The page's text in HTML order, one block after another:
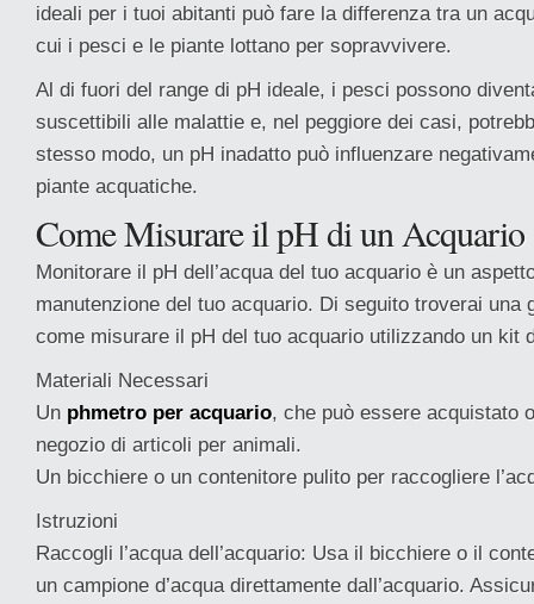
ideali per i tuoi abitanti può fare la differenza tra un
cui i pesci e le piante lottano per sopravvivere.
Al di fuori del range di pH ideale, i pesci possono
suscettibili alle malattie e, nel peggiore dei casi,
stesso modo, un pH inadatto può influenzare
piante acquatiche.
Come Misurare il pH di un Acquario
Monitorare il pH dell’acqua del tuo acquario è un
manutenzione del tuo acquario. Di seguito troverai una
come misurare il pH del tuo acquario utilizzando un kit
Materiali Necessari
Un phmetro per acquario, che può essere acquistato
negozio di articoli per animali.
Un bicchiere o un contenitore pulito per raccogliere
Istruzioni
Raccogli l’acqua dell’acquario: Usa il bicchiere o il
un campione d’acqua direttamente dall’acquario.